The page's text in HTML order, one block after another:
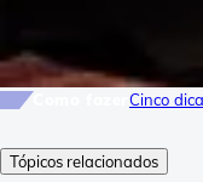
Tópicos relacionados
Cinco